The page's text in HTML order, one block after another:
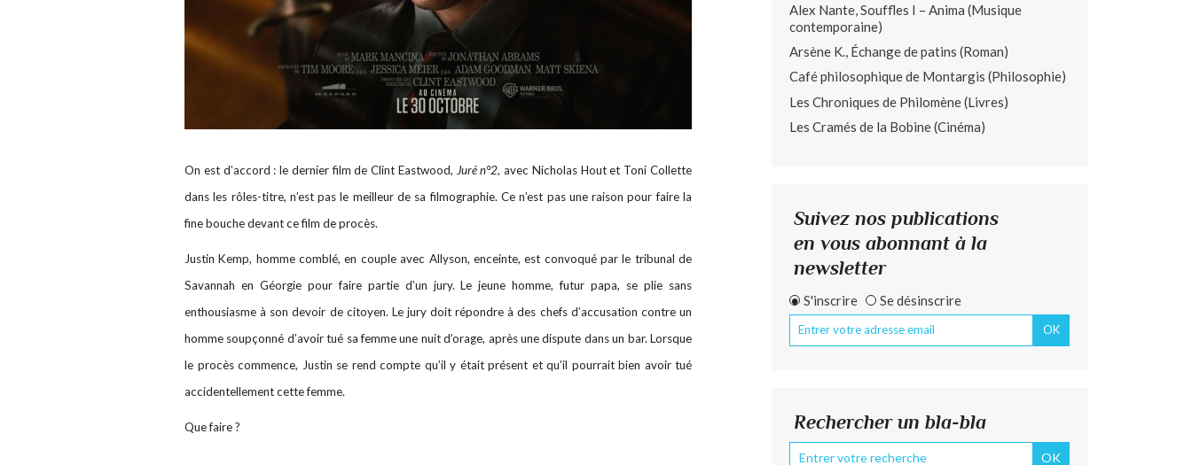
On est d’accord : le dernier film de Clint Eastwood, Juré n°2, avec Nicholas Hout et Toni Collette
dans les rôles-titre, n’est pas le meilleur de sa filmographie. Ce n’est pas une raison pour faire la
fine bouche devant ce film de procès.
Justin Kemp, homme comblé, en couple avec Allyson, enceinte, est convoqué par le tribunal de
Savannah en Géorgie pour faire partie d’un jury. Le jeune homme, futur papa, se plie sans
enthousiasme à son devoir de citoyen. Le jury doit répondre à des chefs d’accusation contre un
homme soupçonné d’avoir tué sa femme une nuit d’orage, après une dispute dans un bar. Lorsque
le procès commence, Justin se rend compte qu’il y était présent et qu’il pourrait bien avoir tué
accidentellement cette femme.
Que faire ?
Alex Nante, Souffles I – Anima (Musique
contemporaine)
Arsène K., Échange de patins (Roman)
Café philosophique de Montargis (Philosophie)
Les Chroniques de Philomène (Livres)
Les Cramés de la Bobine (Cinéma)
Suivez nos publications
en vous abonnant à la
newsletter
S'inscrire Se désinscrire
Rechercher un bla-bla